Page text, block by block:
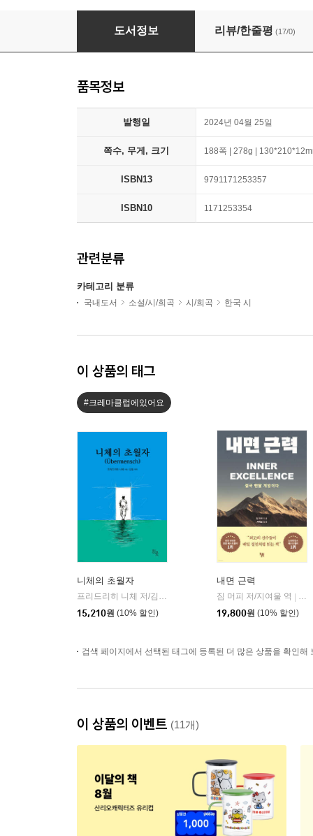
그래, 네 생각만 할게
도서정보 리뷰/한줄평 (17/0)
품목정보
발행일 2024년 04월 25일
쪽수, 무게, 크기 188쪽 | 278g |
ISBN13 9791171253357
ISBN10 1171253354
관련분류
카테고리 분류
국내도서 소설/시/희곡 시/희곡 한국 시
이 상품의 태그
#크레마클럽에있어요
니체의 초월자
프리드리히 니체 저/김철 편역
15,210원 (10% 할인)
내면 근력
짐 머피 저/지여울 역
윌
19,800원 (10% 할인)
검색 페이지에서 선택된 태그에 등록된 더 많은 상품을 확인해
이 상품의 이벤트 (11개)